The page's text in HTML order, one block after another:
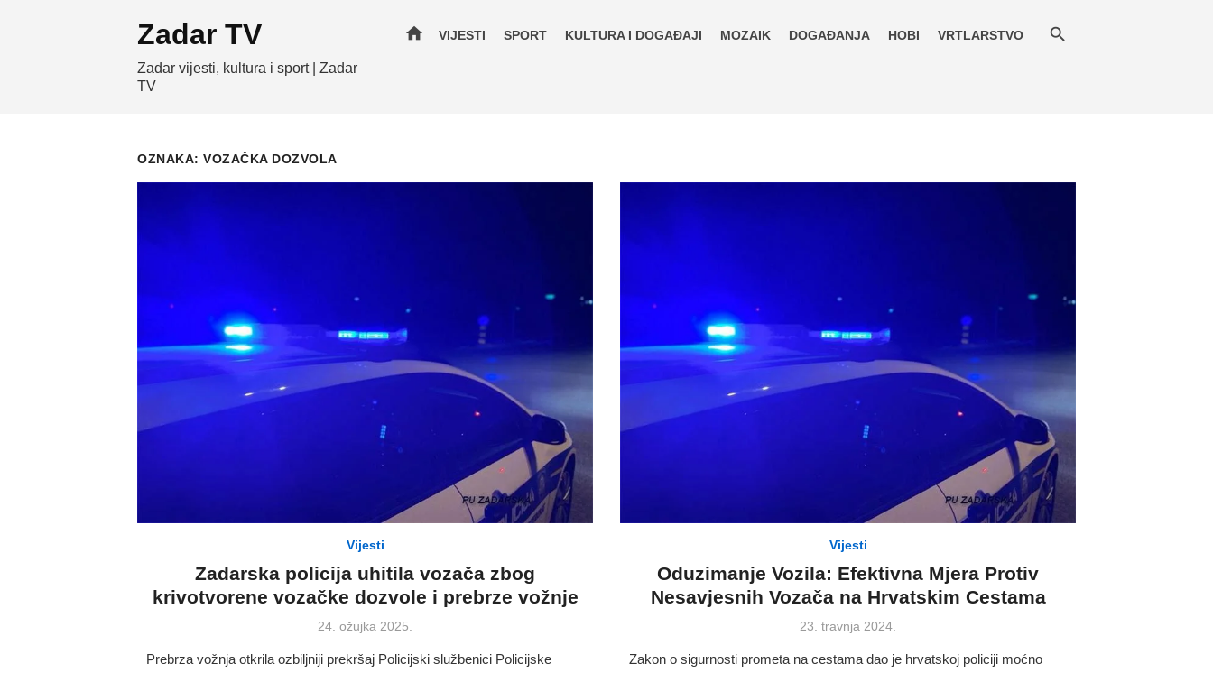
Zadar TV
Zadar vijesti, kultura i sport | Zadar
TV
home VIJESTI SPORT KULTURA I DOGAĐAJI MOZAIK DOGAĐANJA HOBI VRTLARSTVO
OZNAKA: VOZAČKA DOZVOLA
Vijesti
Zadarska policija uhitila vozača zbog
krivotvorene vozačke dozvole i prebrze vožnje
Posted
24. ožujka 2025.
Prebrza vožnja otkrila ozbiljniji prekršaj Policijski službenici Policijske
Vijesti
Oduzimanje Vozila: Efektivna Mjera Protiv
Nesavjesnih Vozača na Hrvatskim Cestama
Posted
23. travnja 2024.
Zakon o sigurnosti prometa na cestama dao je hrvatskoj policiji moćno